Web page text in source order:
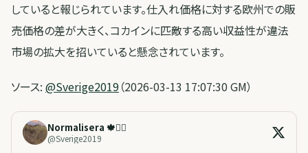
していると報じられています。仕入れ価格に対する欧州での販
売価格の差が大きく、コカインに匹敵する高い収益性が違法
市場の拡大を招いていると懸念されています。
ソース: @Sverige2019（2026-03-13 17:07:30 GM）
Normalisera 🍁✌🏼
@Sverige2019